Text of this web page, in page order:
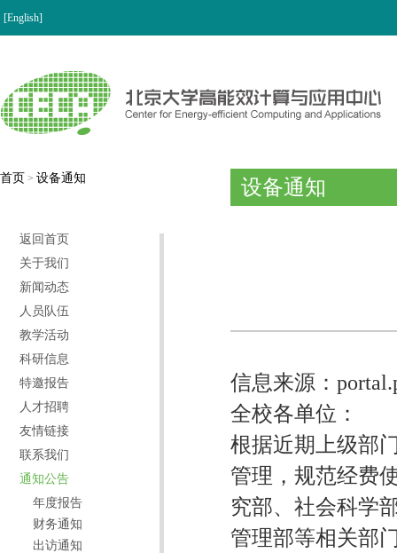
[English]
首页 > 设备通知
返回首页
关于我们
新闻动态
人员队伍
教学活动
科研信息
特邀报告
人才招聘
友情链接
联系我们
通知公告
年度报告
财务通知
出访通知
设备通知
信息来源：
全校各单位：
根据近期上级部
管理，规范经费
究部、社会科学
管理部等相关部